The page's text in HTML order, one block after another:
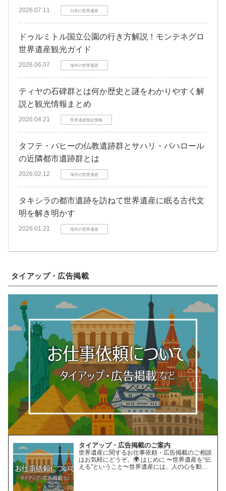
2026.07.11 日本の世界遺産
ドゥルミトル国立公園の行き方解説！モンテネグロ
世界遺産観光ガイド
2026.06.07 海外の世界遺産
ティヤの石碑群とは何か歴史と謎をわかりやすく解
説と観光情報まとめ
2026.04.21 世界遺産検定情報
タフテ・バヒーの仏教遺跡群とサハリ・バハロール
の近隣都市遺跡群とは
2026.02.12 海外の世界遺産
タキシラの都市遺跡を訪ねて世界遺産に眠る古代文
明を解き明かす
2026.01.21 海外の世界遺産
タイアップ・広告掲載
タイアップ・広告掲載のご案内
世界遺産に関するお仕事依頼・広告掲載のご相談
はお気軽にどうぞ。🌍 はじめに 〜世界遺産を“伝
える”ということ〜世界遺産には、人の心を動か